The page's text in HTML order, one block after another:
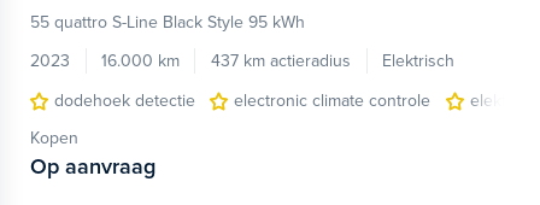
55 quattro S-Line Black Style 95 kWh
2023
16.000 km 437 km actieradius
Elektrisch
dodehoek detectie
electronic climate controle
Kopen
Op aanvraag